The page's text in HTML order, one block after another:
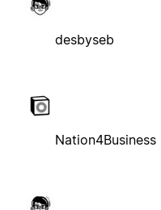
desbyseb
Nation4Business